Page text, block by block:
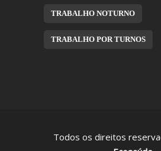
TRABALHO NOTURNO
TRABALHO POR TURNOS
Todos os direitos